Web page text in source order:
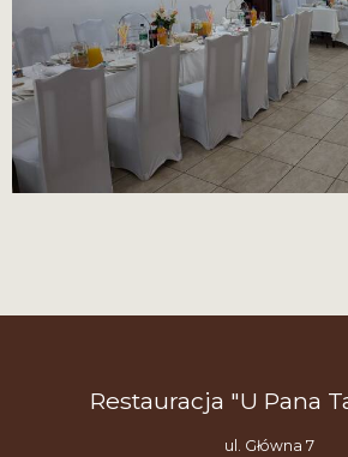
Restauracja "U Pana
ul. Główna 7